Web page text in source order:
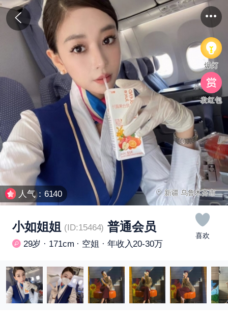
人气：6140 新疆 乌鲁木齐市
小如姐姐 (ID:15464) 普通会员
29岁 · 171cm · 空姐 · 年收入20-30万
喜欢
爆灯
发红包